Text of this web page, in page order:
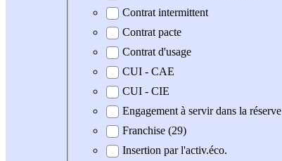
Contrat intermittent
Contrat pacte
Contrat d'usage
CUI - CAE
CUI - CIE
Engagement à servir dans la réserve
Franchise (29)
Insertion par l'activ.éco.